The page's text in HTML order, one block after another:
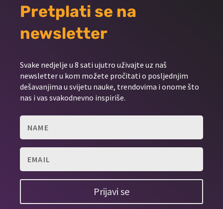
Pretplati se na
newsletter
Svake nedjelje u 8 sati ujutro uživajte uz naš
newsletter u kom možete pročitati o posljednjim
dešavanjima u svijetu nauke, trendovima i onome što
nas i vas svakodnevno inspiriše.
Prijavi se